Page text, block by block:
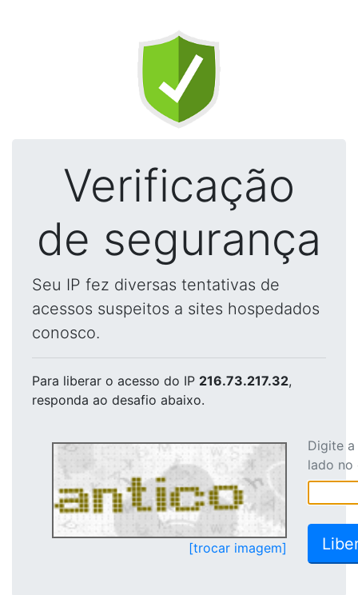
Verificação
de segurança
Seu IP fez diversas tentativas de
acessos suspeitos a sites hospedados
conosco.
Para liberar o acesso do IP 216.73.217.32,
responda ao desafio abaixo.
[trocar imagem]
Digite
lado no